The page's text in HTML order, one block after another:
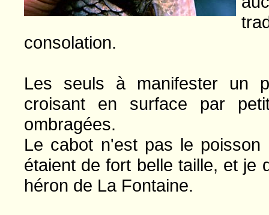
consolation.
Les seuls à manifester un
croisant en surface par
ombragées.
Le cabot n'est pas le
étaient de fort belle taille, et je
héron de La Fontaine.